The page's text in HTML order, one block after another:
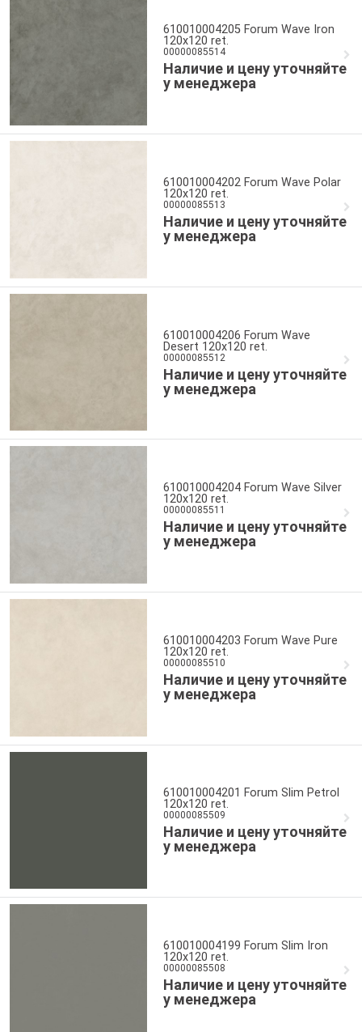
610010004205 Forum Wave Iron
120x120 ret.
00000085514
Наличие и цену уточняйте
у менеджера
610010004202 Forum Wave Polar
120x120 ret.
00000085513
Наличие и цену уточняйте
у менеджера
610010004206 Forum Wave
Desert 120x120 ret.
00000085512
Наличие и цену уточняйте
у менеджера
610010004204 Forum Wave Silver
120x120 ret.
00000085511
Наличие и цену уточняйте
у менеджера
610010004203 Forum Wave Pure
120x120 ret.
00000085510
Наличие и цену уточняйте
у менеджера
610010004201 Forum Slim Petrol
120x120 ret.
00000085509
Наличие и цену уточняйте
у менеджера
610010004199 Forum Slim Iron
120x120 ret.
00000085508
Наличие и цену уточняйте
у менеджера